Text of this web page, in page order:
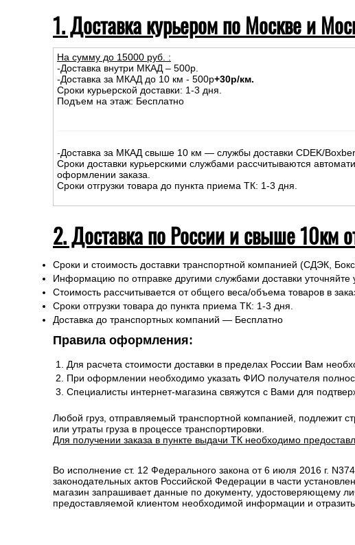
1. Доставка курьером по Москве и
На сумму до 15000 руб. :
-Доставка внутри МКАД – 500р.
-Доставка за МКАД до 10 км - 500р+30р/км.
Сроки курьерской доставки: 1-3 дня.
Подъем на этаж: Бесплатно
-Доставка за МКАД свыше 10 км — службы доставки CDEK/
Сроки доставки курьерскими службами рассчитываются
оформлении заказа.
Сроки отгрузки товара до пункта приема ТК: 1-3 дня.
2. Доставка по России и свыше 10км
Сроки и стоимость доставки транспортной компанией (СДЭК,
Информацию по отправке другими службами доставки
Стоимость рассчитывается от общего веса/объема товаров в
Сроки отгрузки товара до пункта приема ТК: 1-3 дня.
Доставка до транспортных компаний — Бесплатно
Правила оформления:
Для расчета стоимости доставки в пределах России Вам
При оформлении необходимо указать ФИО получателя
Специалисты интернет-магазина свяжутся с Вами для
Любой груз, отправляемый транспортной компанией, подлежит
или утраты груза в процессе транспортировки.
Для получении заказа в пункте выдачи ТК необходимо
Во исполнение ст. 12 Федерального закона от 6 июля 2016 г.
законодательных актов Российской Федерации в части
магазин запрашивает данные по документу, удостоверяющему
предоставляемой клиентом необходимой информации и